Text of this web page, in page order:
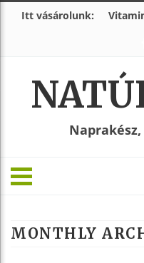
Itt vásárolunk:
MONTHLY